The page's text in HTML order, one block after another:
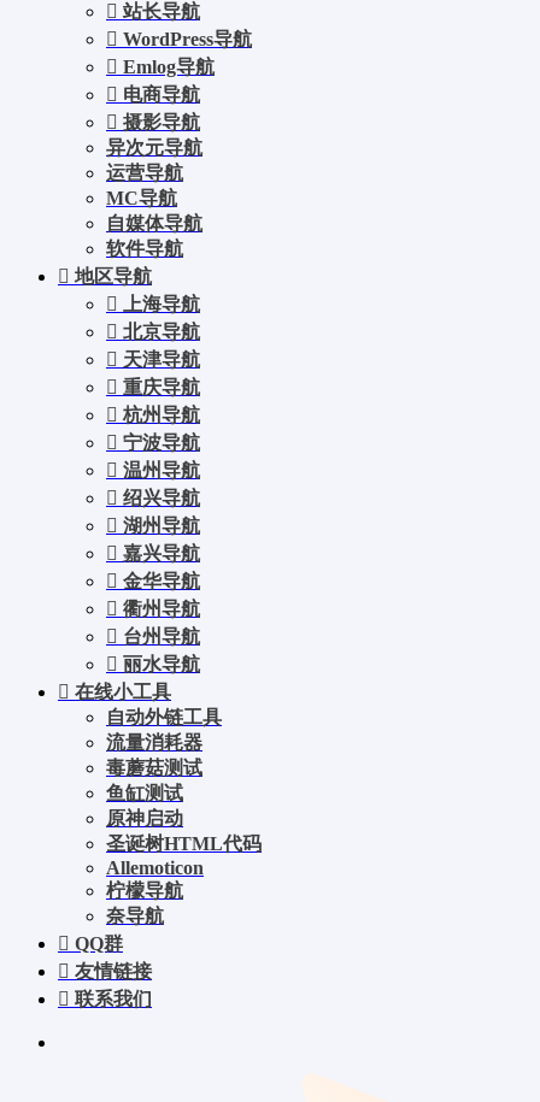
站长导航
WordPress导航
Emlog导航
电商导航
摄影导航
异次元导航
运营导航
MC导航
自媒体导航
软件导航
地区导航
上海导航
北京导航
天津导航
重庆导航
杭州导航
宁波导航
温州导航
绍兴导航
湖州导航
嘉兴导航
金华导航
衢州导航
台州导航
丽水导航
在线小工具
自动外链工具
流量消耗器
毒蘑菇测试
鱼缸测试
原神启动
圣诞树HTML代码
Allemoticon
柠檬导航
奈导航
QQ群
友情链接
联系我们